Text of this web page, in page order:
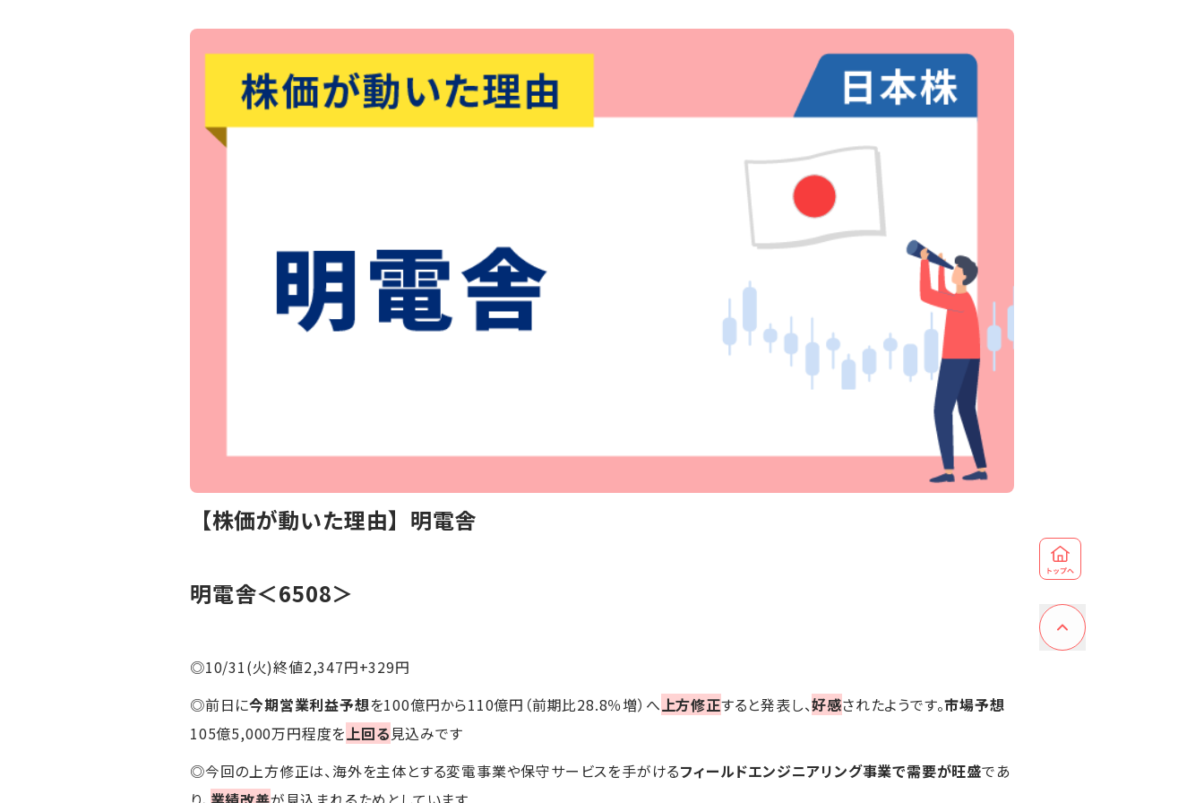
【株価が動いた理由】明電舎
明電舎＜6508＞
◎10/31(火)終値2,347円+329円
◎前日に今期営業利益予想を100億円から110億円（前期比28.8％増）へ 上方修正すると発表し、好感されたようです。市場予想
105億5,000万円程度を 上回る 見込みです
◎今回の上方修正は、海外を主体とする変電事業や保守サービスを手がけるフィールドエンジニアリング事業で需要が旺盛であ